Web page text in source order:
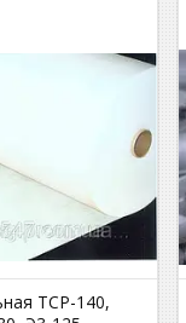
ТСР-140,